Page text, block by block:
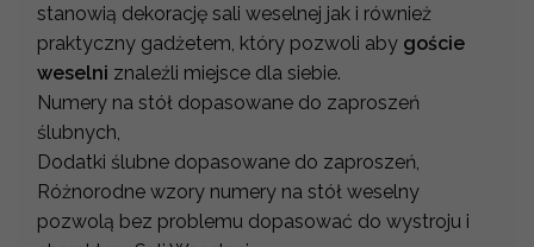
stanowią dekorację sali weselnej jak i również
praktyczny gadżetem, który pozwoli aby goście
weselni znaleźli miejsce dla siebie.
Numery na stół dopasowane do zaproszeń
ślubnych,
Dodatki ślubne dopasowane do zaproszeń,
Różnorodne wzory numery na stół weselny
pozwolą bez problemu dopasować do wystroju i